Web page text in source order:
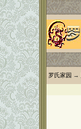
罗氏家园 →